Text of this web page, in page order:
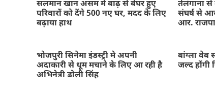
सलमान खान असम में बाढ़ से बेघर हुए
परिवारों को देंगे 500 नए घर, मदद के लिए
बढ़ाया हाथ
तेलंगाना
संघर्ष से
आर.
भोजपुरी सिनेमा इंडस्ट्री मे अपनी
अदाकारी से धूम मचाने के लिए आ रही है
अभिनेत्री डोली सिंह
बांग्ला वेब
जल्द होंगी